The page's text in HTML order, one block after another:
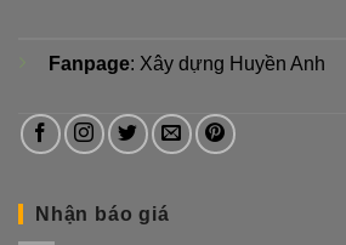
Fanpage: Xây dựng Huyền Anh
Nhận báo giá